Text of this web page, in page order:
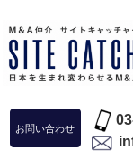
お問い合わせ